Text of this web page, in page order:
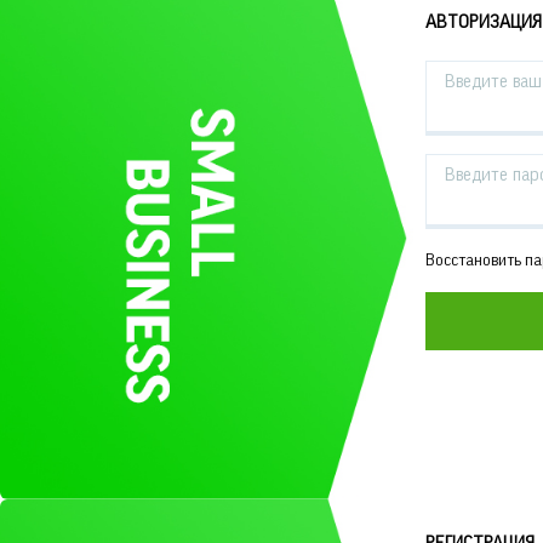
АВТОРИЗАЦИЯ
Введите
Введите
Восстановить